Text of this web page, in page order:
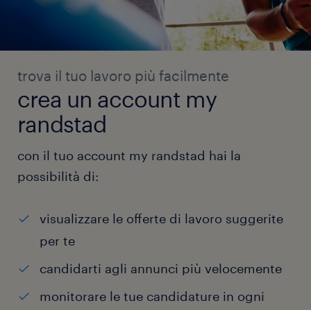
trova il tuo lavoro più facilmente
crea un account my
randstad
con il tuo account my randstad hai la
possibilità di:
visualizzare le offerte di lavoro suggerite
per te
candidarti agli annunci più velocemente
monitorare le tue candidature in ogni